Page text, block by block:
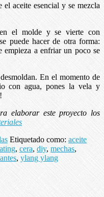
el aceite esencial y se mezcla
en el molde y se vierte con
puede hacer de otra forma:
empieza a enfriar un poco se
En el momento de
con agua, pones la vela y
elaborar este proyecto los
Etiquetado como: aceite
, cera, diy, mechas,
, ylang ylang